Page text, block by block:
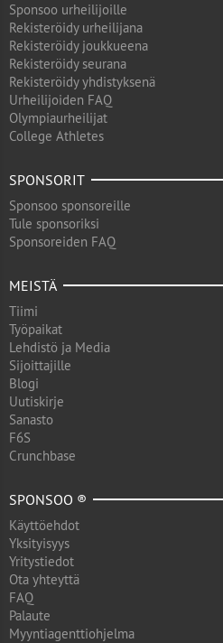
Sponsoo urheilijoille
Rekisteröidy urheilijana
Rekisteröidy joukkueena
Rekisteröidy seurana
Rekisteröidy yhdistyksenä
Urheilijoiden FAQ
Olympiaurheilijat
College Athletes
SPONSORIT
Sponsoo sponsoreille
Tule sponsoriksi
Sponsoreiden FAQ
MEISTÄ
Tiimi
Työpaikat
Lehdistö ja Media
Sijoittajille
Blogi
Uutiskirje
Sanasto
F6S
Crunchbase
SPONSOO ®
Käyttöehdot
Yksityisyys
Yritystiedot
Ota yhteyttä
FAQ
Palaute
Myyntiagenttiohjelma